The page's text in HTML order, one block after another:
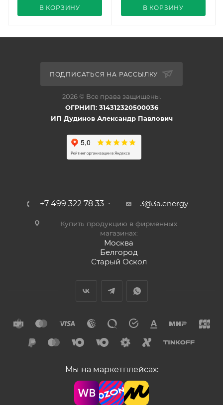
В КОРЗИНУ В КОРЗИНУ
ПОДПИСАТЬСЯ НА РАССЫЛКУ
2026 © Все права защищены.
ОГРНИП: 314312320500036
ИП Дудинов Александр Павлович
+7 499 322 78 33 3@3a.energy
Купить продукцию в фирменных
магазинах:
Москва
Белгород
Старый Оскол
Мы на маркетплейсах: